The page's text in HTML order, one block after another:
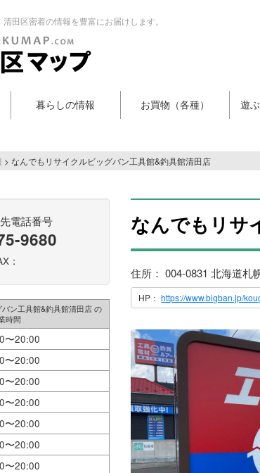
田区密着の情報を豊富にお届けします。
暮らしの情報 お買物（各種） 遊
> なんでもリサイクルビッグバン工具館&釣具館清田店
電話番号
9680
：
ン工具館&釣具館清田店 の
時間
〜20:00
〜20:00
〜20:00
〜20:00
〜20:00
〜20:00
〜20:00
なんでもリサ
住所： 004-0831 北海道札
HP：https://www.bigban.jp/